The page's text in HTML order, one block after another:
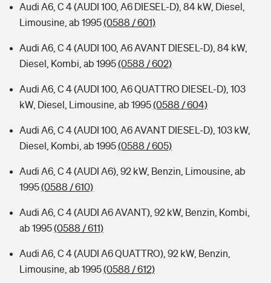
Audi A6, C 4 (AUDI 100, A6 DIESEL-D), 84 kW, Diesel,
Limousine, ab 1995(0588 / 601)
Audi A6, C 4 (AUDI 100, A6 AVANT DIESEL-D), 84 kW,
Diesel, Kombi, ab 1995(0588 / 602)
Audi A6, C 4 (AUDI 100, A6 QUATTRO DIESEL-D), 103
kW, Diesel, Limousine, ab 1995(0588 / 604)
Audi A6, C 4 (AUDI 100, A6 AVANT DIESEL-D), 103 kW,
Diesel, Kombi, ab 1995(0588 / 605)
Audi A6, C 4 (AUDI A6), 92 kW, Benzin, Limousine, ab
1995(0588 / 610)
Audi A6, C 4 (AUDI A6 AVANT), 92 kW, Benzin, Kombi,
ab 1995(0588 / 611)
Audi A6, C 4 (AUDI A6 QUATTRO), 92 kW, Benzin,
Limousine, ab 1995(0588 / 612)